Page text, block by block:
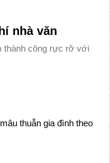
nhà văn
thành công rực rỡ với